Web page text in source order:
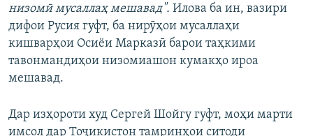
низомӣ мусаллаҳ мешавад". Илова ба ин, вазири
дифои Русия гуфт, ба нирӯҳои мусаллаҳи
кишварҳои Осиёи Марказӣ барои таҳкими
тавонмандиҳои низомиашон кумакҳо ироа
мешавад.
Дар изҳороти худ Сергей Шойгу гуфт, моҳи марти
имсол дар Тоҷикистон тамринҳои ситоди